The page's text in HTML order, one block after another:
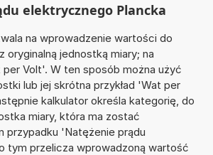
elektrycznego Plancka
na wprowadzenie wartości do
oryginalną jednostką miary; na
per Volt'. W ten sposób można użyć
lub jej skrótna przykład 'Wat per
kalkulator określa kategorię, do
miary, która ma zostać
przypadku 'Natężenie prądu
tym przelicza wprowadzoną wartość